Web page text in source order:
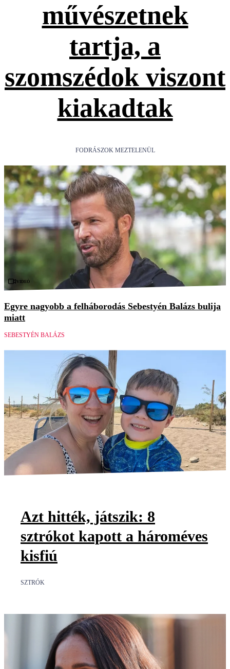
művészetnek
tartja, a
szomszédok viszont
kiakadtak
FODRÁSZOK MEZTELENÜL
Videó
Egyre nagyobb a felháborodás Sebestyén Balázs bulija
miatt
SEBESTYÉN BALÁZS
Azt hitték, játszik: 8
sztrókot kapott a hároméves
kisfiú
SZTRÓK